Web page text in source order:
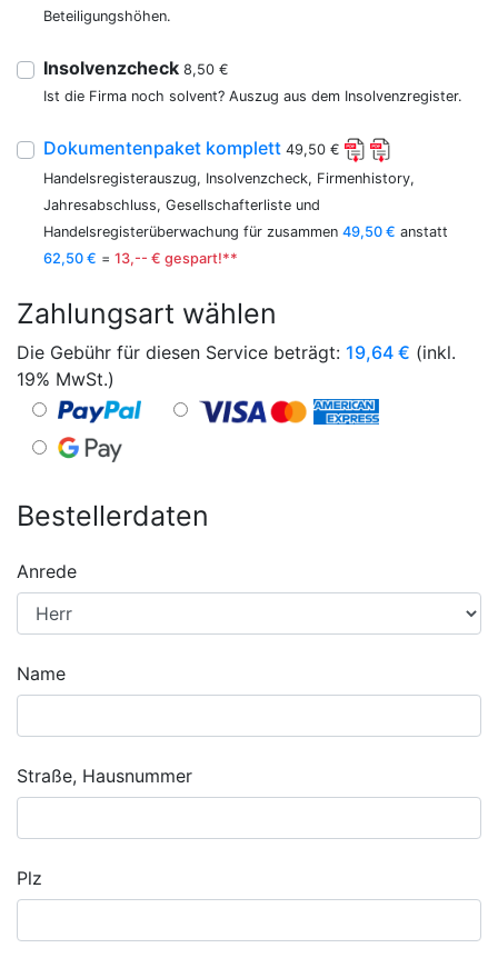
Beteiligungshöhen.
Insolvenzcheck 8,50 €
Ist die Firma noch solvent? Auszug aus dem Insolvenzregister.
Dokumentenpaket komplett 49,50 €
Handelsregisterauszug, Insolvenzcheck, Firmenhistory,
Jahresabschluss, Gesellschafterliste und
Handelsregisterüberwachung für zusammen 49,50 € anstatt
62,50 € = 13,-- € gespart!**
Zahlungsart wählen
Die Gebühr für diesen Service beträgt: 19,64 € (inkl.
19% MwSt.)
Bestellerdaten
Anrede
Name
Straße, Hausnummer
Plz